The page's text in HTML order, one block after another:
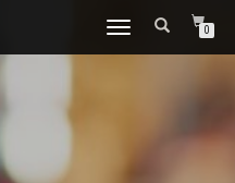
WŁĄCZ
NAWIGACJĘ
0